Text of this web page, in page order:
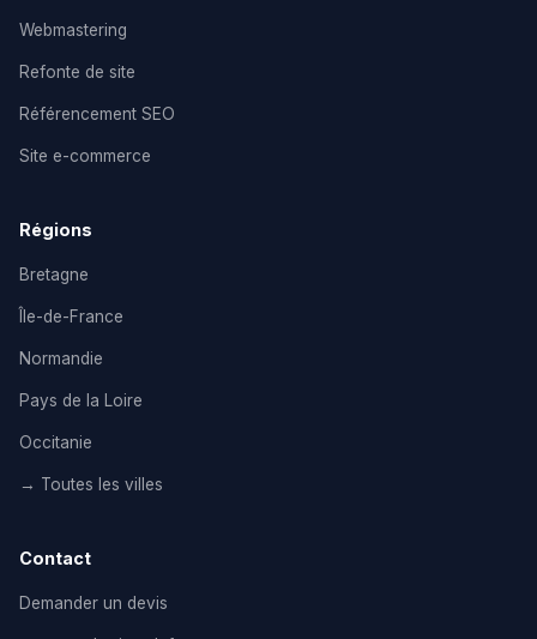
Webmastering
Refonte de site
Référencement SEO
Site e-commerce
Régions
Bretagne
Île-de-France
Normandie
Pays de la Loire
Occitanie
→ Toutes les villes
Contact
Demander un devis